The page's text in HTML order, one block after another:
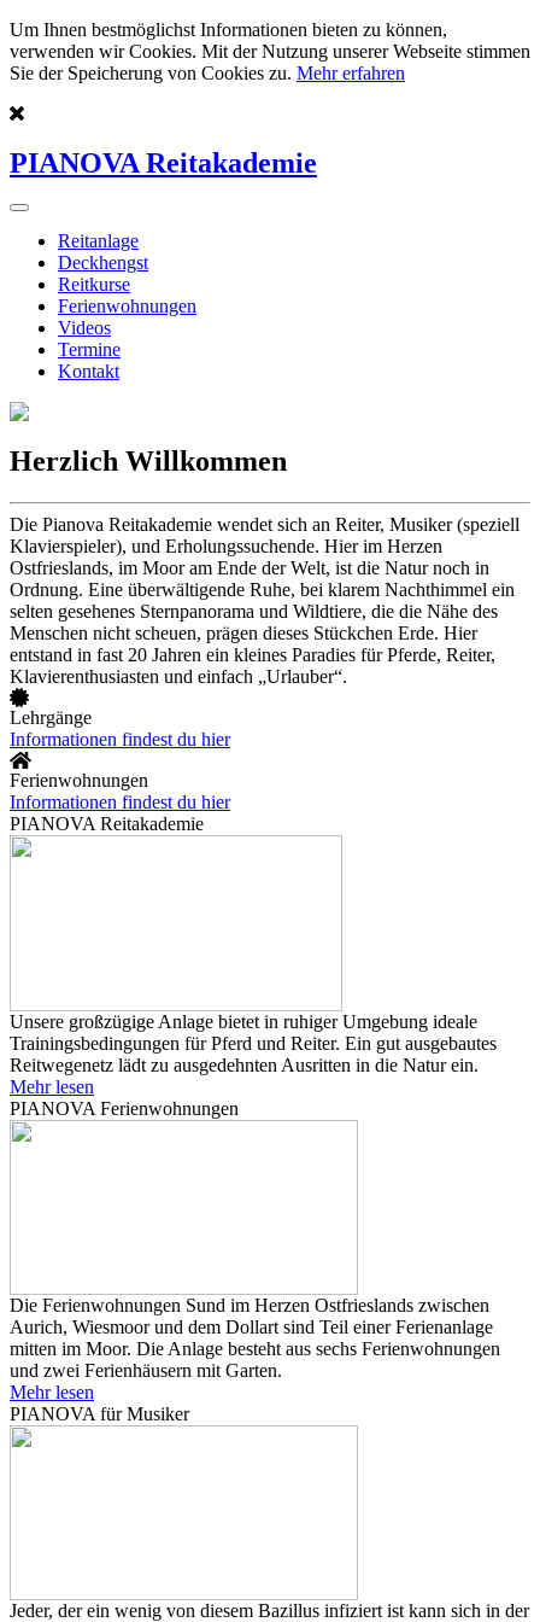
Um Ihnen bestmöglichst Informationen bieten zu können,
verwenden wir Cookies. Mit der Nutzung unserer Webseite stimmen
Sie der Speicherung von Cookies zu. Mehr erfahren
PIANOVA Reitakademie
Reitanlage
Deckhengst
Reitkurse
Ferienwohnungen
Videos
Termine
Kontakt
Herzlich Willkommen
Die Pianova Reitakademie wendet sich an Reiter, Musiker (speziell
Klavierspieler), und Erholungssuchende. Hier im Herzen
Ostfrieslands, im Moor am Ende der Welt, ist die Natur noch in
Ordnung. Eine überwältigende Ruhe, bei klarem Nachthimmel ein
selten gesehenes Sternpanorama und Wildtiere, die die Nähe des
Menschen nicht scheuen, prägen dieses Stückchen Erde. Hier
entstand in fast 20 Jahren ein kleines Paradies für Pferde, Reiter,
Klavierenthusiasten und einfach „Urlauber“.
Lehrgänge
Informationen findest du hier
Ferienwohnungen
Informationen findest du hier
PIANOVA Reitakademie
Unsere großzügige Anlage bietet in ruhiger Umgebung ideale
Trainingsbedingungen für Pferd und Reiter. Ein gut ausgebautes
Reitwegenetz lädt zu ausgedehnten Ausritten in die Natur ein.
Mehr lesen
PIANOVA Ferienwohnungen
Die Ferienwohnungen Sund im Herzen Ostfrieslands zwischen
Aurich, Wiesmoor und dem Dollart sind Teil einer Ferienanlage
mitten im Moor. Die Anlage besteht aus sechs Ferienwohnungen
und zwei Ferienhäusern mit Garten.
Mehr lesen
PIANOVA für Musiker
Jeder, der ein wenig von diesem Bazillus infiziert ist kann sich in der